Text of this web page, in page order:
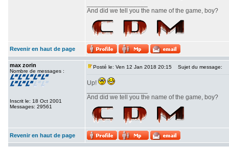
And did we tell you the name of the game, boy?
Revenir en haut de page
max zorin
Nombre de messages :
Inscrit le: 18 Oct 2001
Messages: 29561
Posté le: Ven 12 Jan 2018 20:15 Sujet du message:
Up!
And did we tell you the name of the game, boy?
Revenir en haut de page